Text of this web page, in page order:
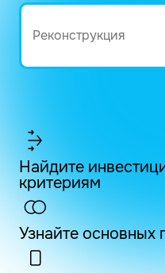
Найдите
критериям
Узнайте основных